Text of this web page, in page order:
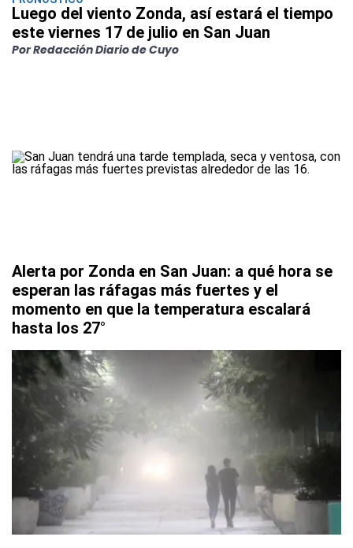
Luego del viento Zonda, así estará el tiempo
este viernes 17 de julio en San Juan
Por Redacción Diario de Cuyo
Alerta por Zonda en San Juan: a qué hora se
esperan las ráfagas más fuertes y el
momento en que la temperatura escalará
hasta los 27°